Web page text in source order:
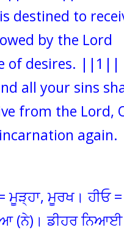
destined to
by the Lord
of desires. ||1||
all your sins
from the Lord,
again.
ਮੂੜ੍ਹਾ, ਮੂਰਖ। ਹੀਓ =
(ਨੇ)। ਡੀਹਰ